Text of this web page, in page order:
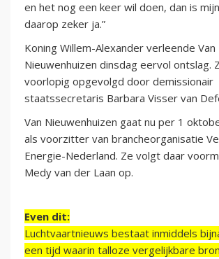
en het nog een keer wil doen, dan is
daarop zeker ja.”
Koning Willem-Alexander verleende Van
Nieuwenhuizen dinsdag eervol ontslag.
voorlopig opgevolgd door demissionair
staatssecretaris Barbara Visser van
Van Nieuwenhuizen gaat nu per 1
als voorzitter van brancheorganisatie
Energie-Nederland. Ze volgt daar
Medy van der Laan op.
Even dit:
Luchtvaartnieuws bestaat inmiddels
een tijd waarin talloze vergelijkbare